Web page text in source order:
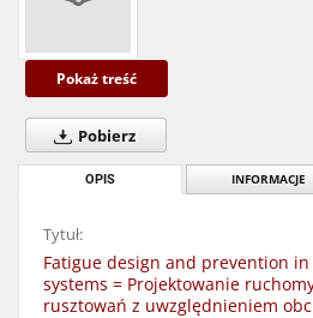
Pokaż treść
Pobierz
OPIS INFORMACJE
Tytuł:
Fatigue design and prevention
systems = Projektowanie
rusztowań z uwzględnieniem